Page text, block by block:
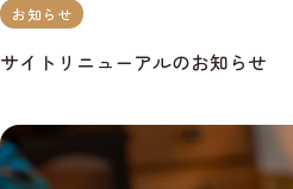
お知らせ
サイトリニューアルのお知らせ